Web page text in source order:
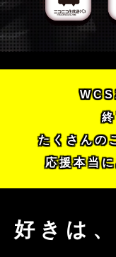
たくさんの
応援本当
好きは、